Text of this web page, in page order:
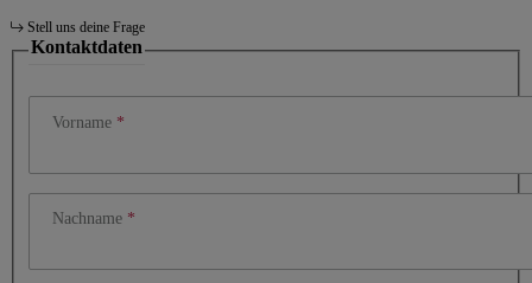
Stell uns deine Frage
Kontaktdaten
Vorname
Nachname